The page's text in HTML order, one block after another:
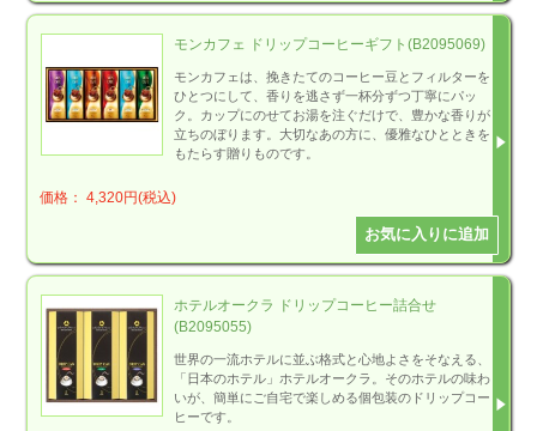
モンカフェ ドリップコーヒーギフト(B2095069)
モンカフェは、挽きたてのコーヒー豆とフィルターを
ひとつにして、香りを逃さず一杯分ずつ丁寧にパッ
ク。カップにのせてお湯を注ぐだけで、豊かな香りが
立ちのぼります。大切なあの方に、優雅なひとときを
もたらす贈りものです。
価格： 4,320円(税込)
ホテルオークラ ドリップコーヒー詰合せ
(B2095055)
世界の一流ホテルに並ぶ格式と心地よさをそなえる、
「日本のホテル」ホテルオークラ。そのホテルの味わ
いが、簡単にご自宅で楽しめる個包装のドリップコー
ヒーです。